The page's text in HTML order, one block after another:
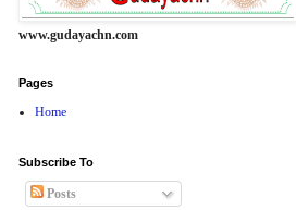
www.gudayachn.com
Pages
Home
Subscribe To
Posts